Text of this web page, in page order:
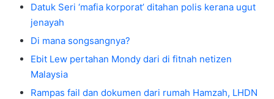
Datuk Seri ‘mafia korporat’ ditahan polis kerana ugut
jenayah
Di mana songsangnya?
Ebit Lew pertahan Mondy dari di fitnah netizen
Malaysia
Rampas fail dan dokumen dari rumah Hamzah, LHDN